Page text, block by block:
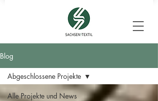
Blog
Alle Projekte und News
Abgeschlossene Projekte